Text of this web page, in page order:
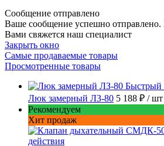
Сообщение отправлено
Ваше сообщение успешно
Вами свяжется наш специалист
Закрыть окно
Самые продаваемые товары
Просмотренные товары
Быстрый
Люк замерный ЛЗ-80 5 188 ₽ / шт
Рекомендуем
Хит продаж